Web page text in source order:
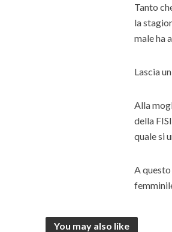
Tanto
la
male ha
Lascia
Alla
della
quale si
A questo
You may also like